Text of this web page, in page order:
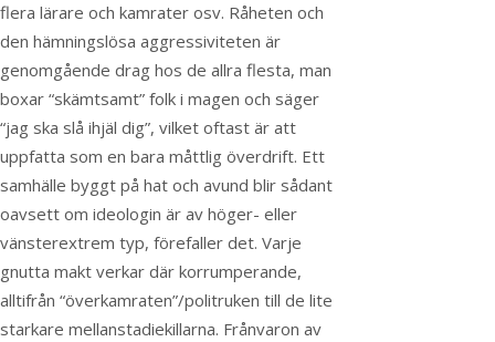
flera lärare och kamrater osv. Råheten och
den hämningslösa aggressiviteten är
genomgående drag hos de allra flesta, man
boxar “skämtsamt” folk i magen och säger
“jag ska slå ihjäl dig”, vilket oftast är att
uppfatta som en bara måttlig överdrift. Ett
samhälle byggt på hat och avund blir sådant
oavsett om ideologin är av höger- eller
vänsterextrem typ, förefaller det. Varje
gnutta makt verkar där korrumperande,
alltifrån “överkamraten”/politruken till de lite
starkare mellanstadiekillarna. Frånvaron av